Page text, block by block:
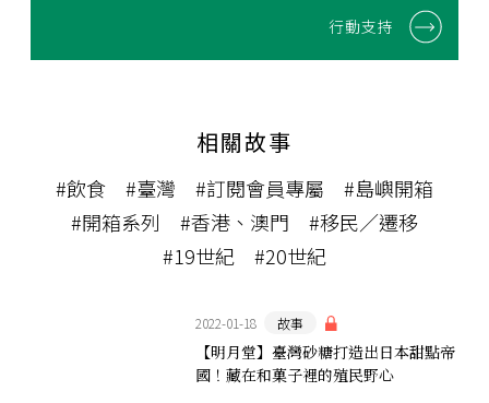
行動支持
相關故事
#飲食 #臺灣 #訂閱會員專屬
#島嶼開箱
#開箱系列
#香港、澳門
#移民／遷移
#19世紀
#20世紀
2022-01-18 故事
【明月堂】臺灣砂糖打造出日本甜點帝
國！藏在和菓子裡的殖民野心